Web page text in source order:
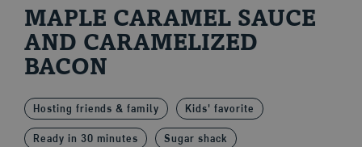
Le porc du Québec
MAPLE CARAMEL SAUCE
AND CARAMELIZED
BACON
Hosting friends & family Kids' favorite
Ready in 30 minutes Sugar shack